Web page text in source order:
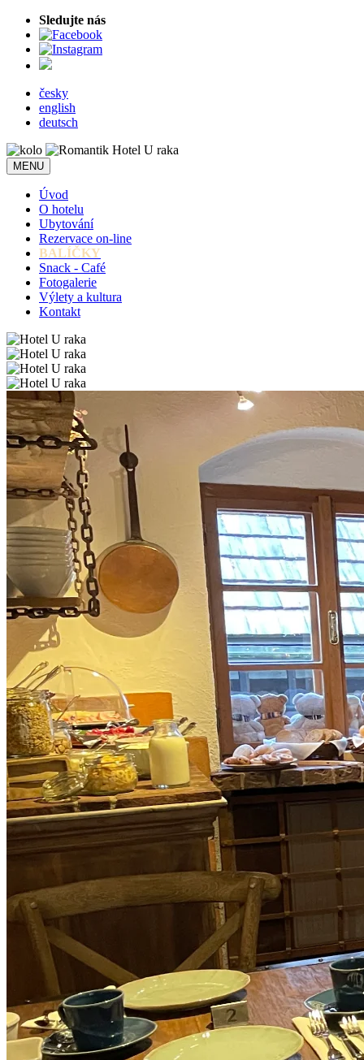
Sledujte nás
česky
english
deutsch
MENU
Úvod
O hotelu
Ubytování
Rezervace on-line
BALÍČKY
Snack - Café
Fotogalerie
Výlety a kultura
Kontakt